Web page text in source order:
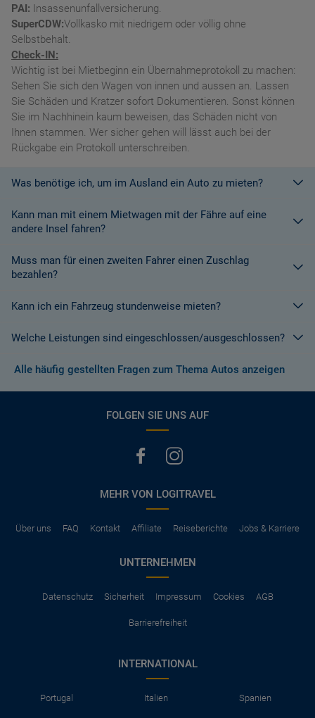
PAI: Insassenunfallversicherung.
SuperCDW:Vollkasko mit niedrigem oder völlig ohne
Selbstbehalt.
Check-IN:
Wichtig ist bei Mietbeginn ein Übernahmeprotokoll zu machen:
Sehen Sie sich den Wagen von innen und aussen an. Lassen
Sie Schäden und Kratzer sofort Dokumentieren. Sonst können
Sie im Nachhinein kaum beweisen, das Schäden nicht von
Ihnen stammen. Wer sicher gehen will lässt auch bei der
Rückgabe ein Protokoll unterschreiben.
Was benötige ich, um im Ausland ein Auto zu mieten?
Mit einem europäischen Führerschein ist es kein Problem ein
Fahrzeug zu mieten. In Europa und bei den meisten
Kann man mit einem Mietwagen mit der Fähre auf eine
andere Insel fahren?
Die meisten Fahrzeugvermieter erlauben aus Gründen des
Versicherungsschutzes an Bord eines Schiffes nicht, dass ihre
Informationen finden Sie in den Bedingungen des Vermieters.
Muss man für einen zweiten Fahrer einen Zuschlag
bezahlen?
Ja. Für jeden zusätzlichen Fahrer muss am Zielort ein Zuschlag
Sonderangebot informiert, bei dem ein zusätzlicher Fahrer
Kann ich ein Fahrzeug stundenweise mieten?
Derzeit ist der Mindestzeitraum für eine Autoanmietung 24
Welche Leistungen sind eingeschlossen/ausgeschlossen?
Normalerweise werden Ihnen in den AGB's die Leistungen beim
Abschluss der Buchung aufgezeigt. Wenn nicht anders
(Normalerweise mit SB)
Die folgenden Leistungen sind normalerweise im Mietpreis
Parkhäuser, Maut, Steuern, Strafzettel
Kindersitze, GPS, Schneeketten
Alle häufig gestellten Fragen zum Thema Autos anzeigen
FOLGEN SIE UNS AUF
MEHR VON LOGITRAVEL
Über uns FAQ Kontakt Affiliate Reiseberichte Jobs & Karriere
UNTERNEHMEN
Datenschutz Sicherheit Impressum Cookies AGB
Barrierefreiheit
INTERNATIONAL
Portugal Italien Spanien